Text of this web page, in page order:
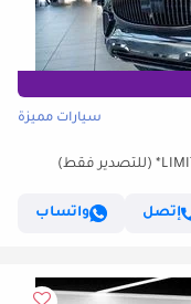
سيارات مميزة
إتصل
واتساب